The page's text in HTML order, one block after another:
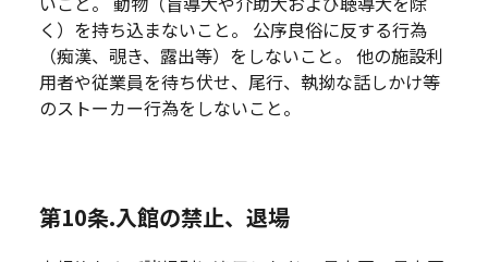
く）を持ち込まないこと。 公序良俗に反する行為
（痴漢、覗き、露出等）をしないこと。 他の施設利
用者や従業員を待ち伏せ、尾行、執拗な話しかけ等
のストーカー行為をしないこと。
第10条.入館の禁止、退場